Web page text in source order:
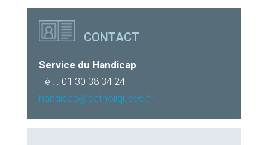
CONTACT
Service du Handicap
Tél. : 01 30 38 34 24
handicap@catholique95.fr